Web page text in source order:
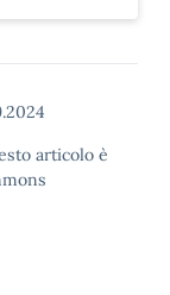
articolo è